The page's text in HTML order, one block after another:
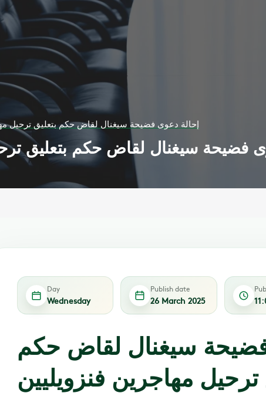
إحالة دعوى فضيحة سيغنال لقاض حكم بتعليق ترحيل
فضيحة سيغنال لقاض حكم بتعليق
Day
Wednesday
Publish date
26 March 2025
سيغنال لقاض حكم
ترحيل مهاجرين فنزويليين